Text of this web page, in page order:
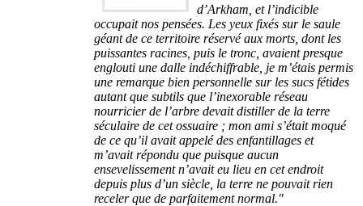
d’Arkham, et l’indicible
occupait nos pensées. Les yeux fixés sur le saule
géant de ce territoire réservé aux morts, dont les
puissantes racines, puis le tronc, avaient presque
englouti une dalle indéchiffrable, je m’étais permis
une remarque bien personnelle sur les sucs fétides
autant que subtils que l’inexorable réseau
nourricier de l’arbre devait distiller de la terre
séculaire de cet ossuaire ; mon ami s’était moqué
de ce qu’il avait appelé des enfantillages et
m’avait répondu que puisque aucun
ensevelissement n’avait eu lieu en cet endroit
depuis plus d’un siècle, la terre ne pouvait rien
receler que de parfaitement normal."